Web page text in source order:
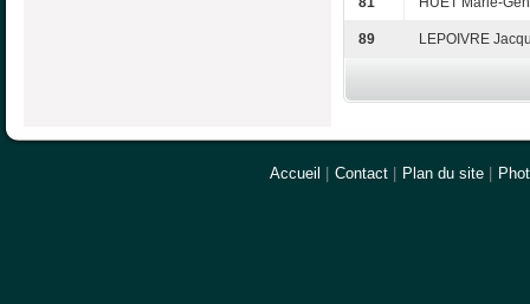
89 LEPOIVRE
Accueil Contact Plan du site